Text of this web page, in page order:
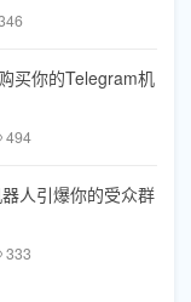
买你的Telegram机
494
人引爆你的受众群
333